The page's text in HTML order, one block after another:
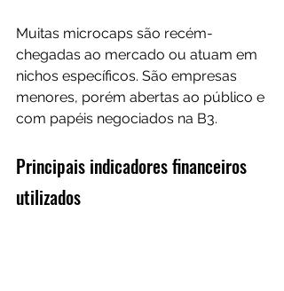
Muitas microcaps são recém-
chegadas ao mercado ou atuam em
nichos específicos. São empresas
menores, porém abertas ao público e
com papéis negociados na B3.
Principais indicadores financeiros
utilizados